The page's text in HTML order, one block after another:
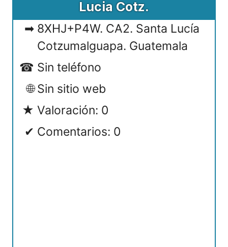
Lucia Cotz.
8XHJ+P4W. CA2. Santa Lucía
Cotzumalguapa. Guatemala
Sin teléfono
Sin sitio web
Valoración: 0
Comentarios: 0